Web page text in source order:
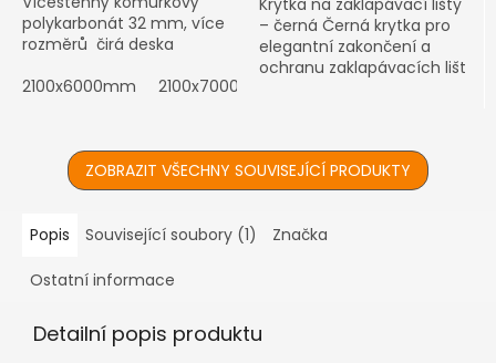
polykarbonát 32 mm, více
rozměrů čirá deska
2100x6000mm
2100x7000mm
– černá Černá krytka pro
elegantní zakončení a
ochranu zaklapávacích lišt
ZOBRAZIT VŠECHNY SOUVISEJÍCÍ PRODUKTY
Popis Související soubory (1) Značka
Ostatní informace
Detailní popis produktu